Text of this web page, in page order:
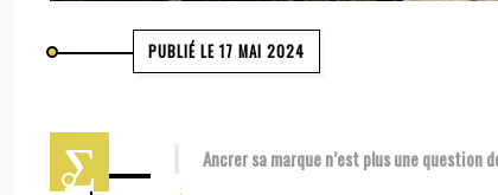
PUBLIÉ LE 17 MAI 2024
Ancrer sa marque n’est plus une